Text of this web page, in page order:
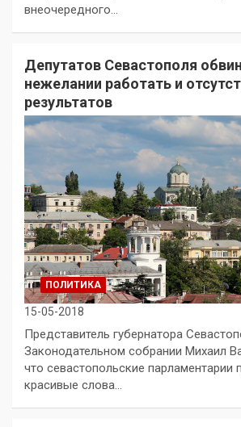
внеочередного…
Депутатов Севастополя
нежелании работать и
результатов
ПОЛИТИКА
15-05-2018
Представитель губернатора
Законодательном собрании Михаил
что севастопольские парламентарии
красивые слова…